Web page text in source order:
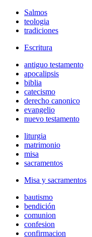
Salmos
teologia
tradiciones
Escritura
antiguo testamento
apocalipsis
biblia
catecismo
derecho canonico
evangelio
nuevo testamento
liturgia
matrimonio
misa
sacramentos
Misa y sacramentos
bautismo
bendición
comunion
confesion
confirmacion